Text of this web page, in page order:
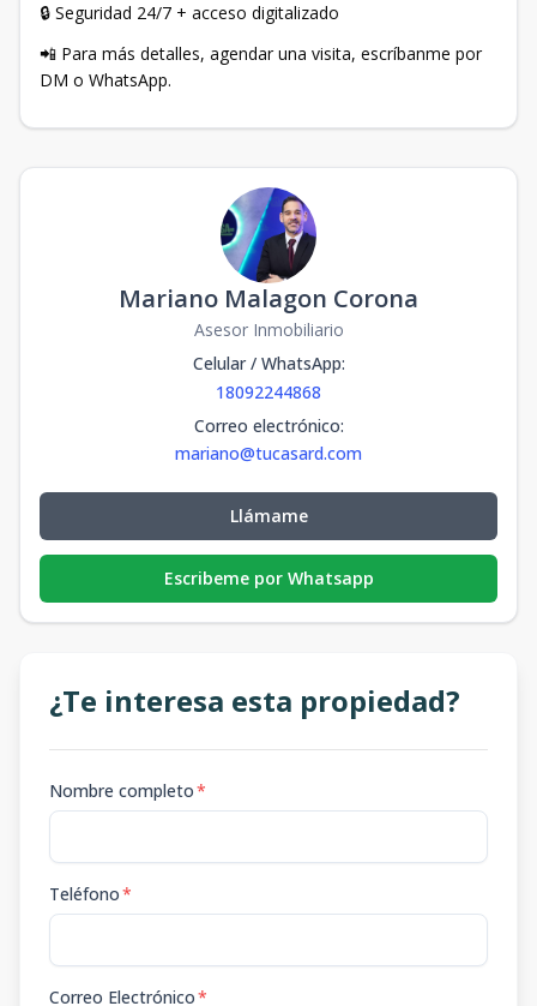
🔒 Seguridad 24/7 + acceso digitalizado
📲 Para más detalles, agendar una visita, escríbanme por
DM o WhatsApp.
Mariano Malagon Corona
Asesor Inmobiliario
Celular / WhatsApp:
18092244868
Correo electrónico:
mariano@tucasard.com
Llámame
Escribeme por Whatsapp
¿Te interesa esta propiedad?
Nombre completo*
Teléfono*
Correo Electrónico*